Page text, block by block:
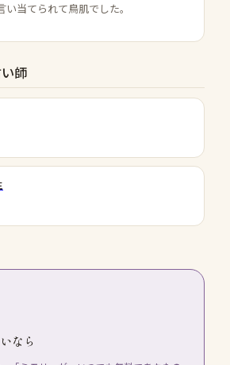
当てられて鳥肌でした。
師
なら